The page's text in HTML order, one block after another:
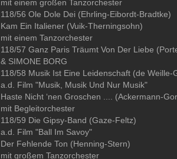
mit einem großen Tanzorchester
118/56 Ole Dole Dei (Ehrling-Eibordt-Bradtke)
Kam Ein Italiener (Vuik-Therningsohn)
mit einem Tanzorchester
118/57 Ganz Paris Träumt Von Der Liebe
& SIMONE BORG
118/58 Musik Ist Eine Leidenschaft (de Weille-
a.d. Film "Musik, Musik Und Nur Musik"
Haste Nicht ‘nen Groschen .... (Ackermann-
mit Begleitorchester
118/59 Die Gipsy-Band (Gaze-Feltz)
a.d. Film "Ball Im Savoy"
Der Fehlende Ton (Henning-Stern)
mit großem Tanzorchester